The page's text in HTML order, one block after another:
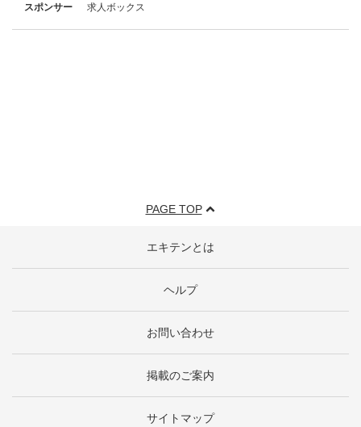
スポンサー
求人ボックス
PAGE TOP
エキテンとは
ヘルプ
お問い合わせ
掲載のご案内
サイトマップ